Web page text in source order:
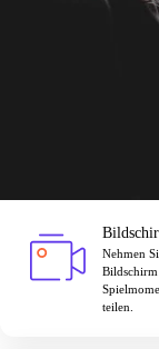
Nehmen
teilen.